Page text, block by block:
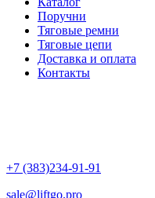
Поручни
Тяговые ремни
Тяговые цепи
Доставка и оплата
Контакты
+7 (383)234-91-91
sale@liftgo.pro